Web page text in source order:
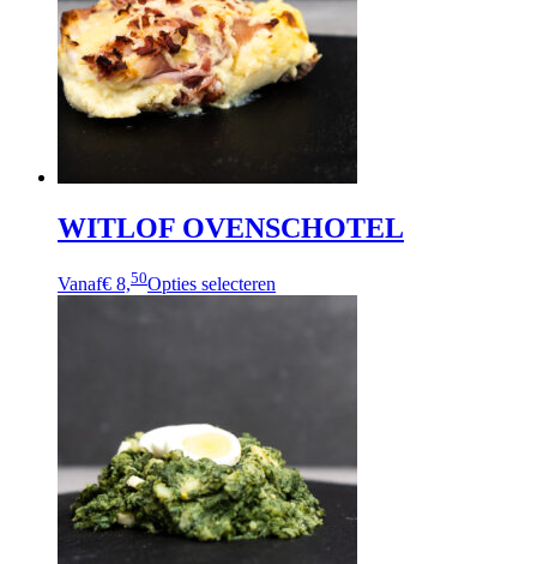
WITLOF OVENSCHOTEL
Vanaf€ 8,50Opties selecteren